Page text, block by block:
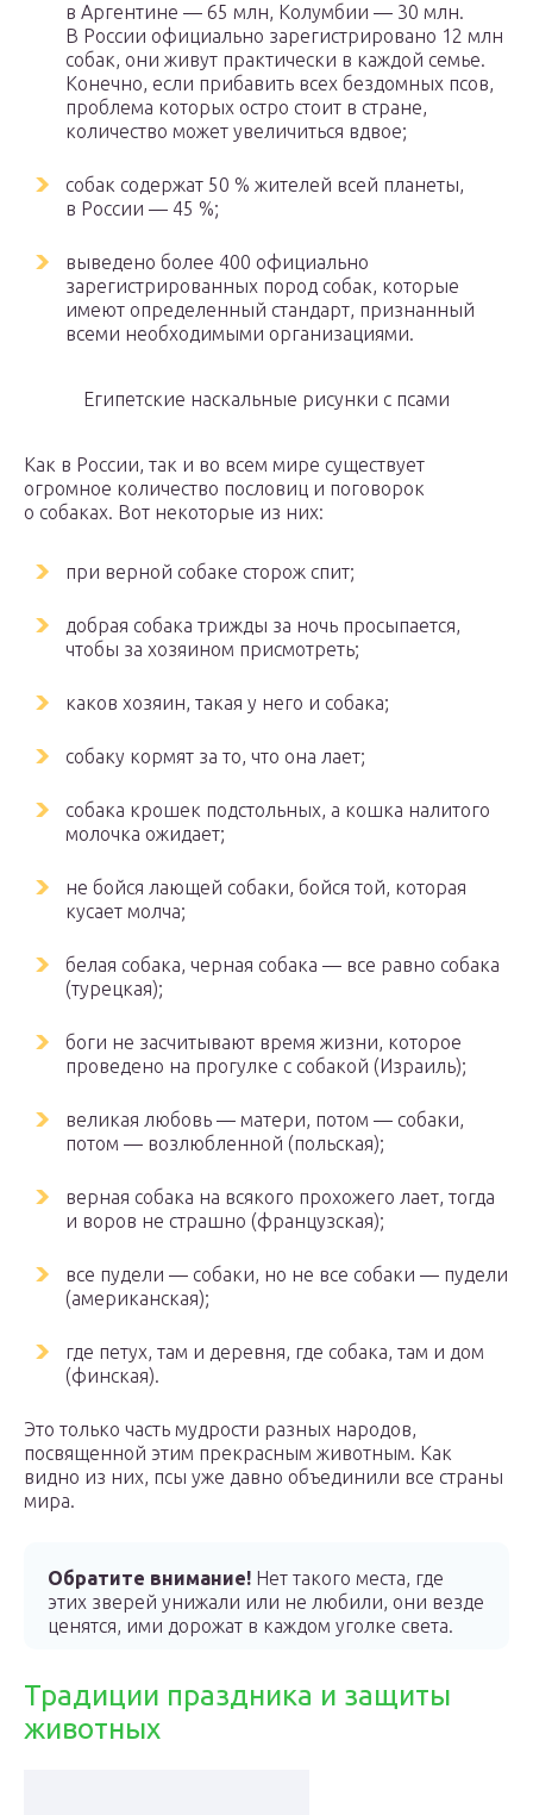
в Аргентине — 65 млн, Колумбии — 30 млн.
В России официально зарегистрировано 12 млн
собак, они живут практически в каждой семье.
Конечно, если прибавить всех бездомных псов,
проблема которых остро стоит в стране,
количество может увеличиться вдвое;
собак содержат 50 % жителей всей планеты,
в России — 45 %;
выведено более 400 официально
зарегистрированных пород собак, которые
имеют определенный стандарт, признанный
всеми необходимыми организациями.
Египетские наскальные рисунки с псами
Как в России, так и во всем мире существует
огромное количество пословиц и поговорок
о собаках. Вот некоторые из них:
при верной собаке сторож спит;
добрая собака трижды за ночь просыпается,
чтобы за хозяином присмотреть;
каков хозяин, такая у него и собака;
собаку кормят за то, что она лает;
собака крошек подстольных, а кошка налитого
молочка ожидает;
не бойся лающей собаки, бойся той, которая
кусает молча;
белая собака, черная собака — все равно собака
(турецкая);
боги не засчитывают время жизни, которое
проведено на прогулке с собакой (Израиль);
великая любовь — матери, потом — собаки,
потом — возлюбленной (польская);
верная собака на всякого прохожего лает, тогда
и воров не страшно (французская);
все пудели — собаки, но не все собаки — пудели
(американская);
где петух, там и деревня, где собака, там и дом
(финская).
Это только часть мудрости разных народов,
посвященной этим прекрасным животным. Как
видно из них, псы уже давно объединили все страны
мира.
Обратите внимание! Нет такого места, где
этих зверей унижали или не любили, они везде
ценятся, ими дорожат в каждом уголке света.
Традиции праздника и защиты
животных